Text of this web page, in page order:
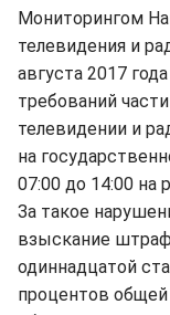
Мониторингом
телевидения и
августа 2017
требований
телевидении и
на
07:00 до 14:00 на
За такое
взыскание
одиннадцатой
процентов